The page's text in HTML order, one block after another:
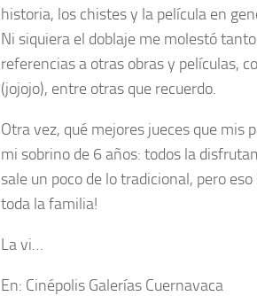
historia, los chistes y la película en
Ni siquiera el doblaje me molestó
referencias a otras obras y películas,
(jojojo), entre otras que recuerdo.
Otra vez, qué mejores jueces que mis
mi sobrino de 6 años: todos la
sale un poco de lo tradicional, pero
toda la familia!
La vi…
En: Cinépolis Galerías Cuernavaca